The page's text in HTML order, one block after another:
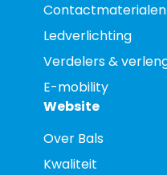
Contactmaterialen
Ledverlichting
Verdelers &
E-mobility
Website
Over Bals
Kwaliteit